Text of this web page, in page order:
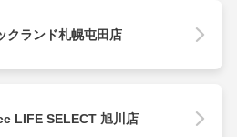
クランド札幌屯田店
LIFE SELECT 旭川店